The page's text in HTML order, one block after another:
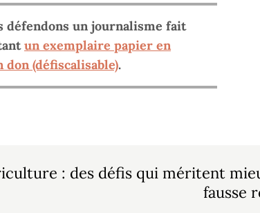
défendons un journalisme fait
un exemplaire papier en
don (défiscalisable).
: des défis qui méritent
fausse